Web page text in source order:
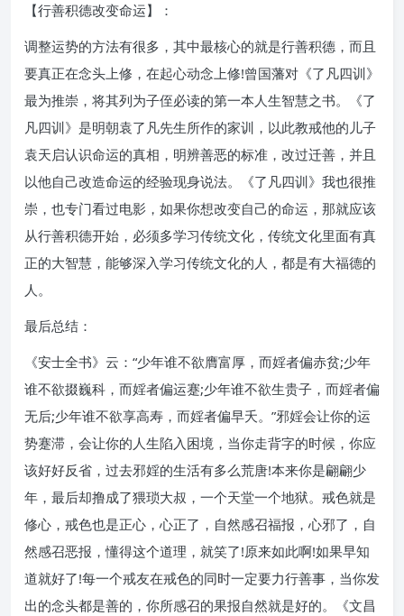
【行善积德改变命运】：
调整运势的方法有很多，其中最核心的就是行善积德，而且
要真正在念头上修，在起心动念上修!曾国藩对《了凡四训》
最为推崇，将其列为子侄必读的第一本人生智慧之书。《了
凡四训》是明朝袁了凡先生所作的家训，以此教戒他的儿子
袁天启认识命运的真相，明辨善恶的标准，改过迁善，并且
以他自己改造命运的经验现身说法。《了凡四训》我也很推
崇，也专门看过电影，如果你想改变自己的命运，那就应该
从行善积德开始，必须多学习传统文化，传统文化里面有真
正的大智慧，能够深入学习传统文化的人，都是有大福德的
人。
最后总结：
《安士全书》云：“少年谁不欲膺富厚，而婬者偏赤贫;少年
谁不欲掇巍科，而婬者偏运蹇;少年谁不欲生贵子，而婬者偏
无后;少年谁不欲享高寿，而婬者偏早夭。”邪婬会让你的运
势蹇滞，会让你的人生陷入困境，当你走背字的时候，你应
该好好反省，过去邪婬的生活有多么荒唐!本来你是翩翩少
年，最后却撸成了猥琐大叔，一个天堂一个地狱。戒色就是
修心，戒色也是正心，心正了，自然感召福报，心邪了，自
然感召恶报，懂得这个道理，就笑了!原来如此啊!如果早知
道就好了!每一个戒友在戒色的同时一定要力行善事，当你发
出的念头都是善的，你所感召的果报自然就是好的。《文昌